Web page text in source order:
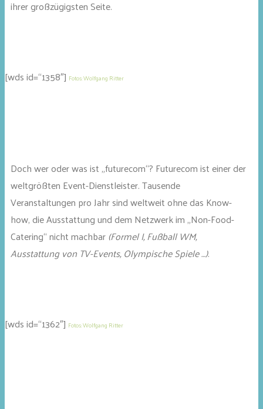
ihrer großzügigsten Seite.
[wds id=“1358″] Fotos: Wolfgang Ritter
Doch wer oder was ist „futurecom“? Futurecom ist einer der
weltgrößten Event-Dienstleister. Tausende
Veranstaltungen pro Jahr sind weltweit ohne das Know-
how, die Ausstattung und dem Netzwerk im „Non-Food-
Catering“ nicht machbar (Formel I, Fußball WM,
Ausstattung von TV-Events, Olympische Spiele …).
[wds id=“1362″] Fotos: Wolfgang Ritter